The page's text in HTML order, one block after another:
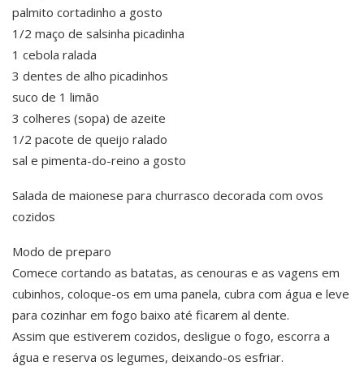
palmito cortadinho a gosto
1/2 maço de salsinha picadinha
1 cebola ralada
3 dentes de alho picadinhos
suco de 1 limão
3 colheres (sopa) de azeite
1/2 pacote de queijo ralado
sal e pimenta-do-reino a gosto
Salada de maionese para churrasco decorada com ovos
cozidos
Modo de preparo
Comece cortando as batatas, as cenouras e as vagens em
cubinhos, coloque-os em uma panela, cubra com água e leve
para cozinhar em fogo baixo até ficarem al dente.
Assim que estiverem cozidos, desligue o fogo, escorra a
água e reserva os legumes, deixando-os esfriar.